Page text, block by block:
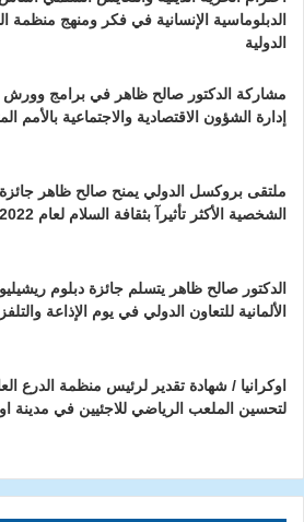
الدبلوماسية الإنسانية في فكر ومنهج منظمة
الدولية
مشاركة الدكتور صالح ظاهر في برامج
إدارة الشؤون الاقتصادية والاجتماعية بالأمم
ملتقى بروكسل الدولي يمنح صالح ظاهر جائزة
الشخصية الأكثر تأثيرآ بثقافة السلام لعام 2022
الدكتور صالح ظاهر يتسلم جائزة دبلوم ريشيليو
الألمانية للتعاون الدولي في يوم الإذاعة
اوكرانيا / شهادة تقدير لرئيس منظمة الدرع
لتحسين الملعب الرياضي للاجئيين في مدينة